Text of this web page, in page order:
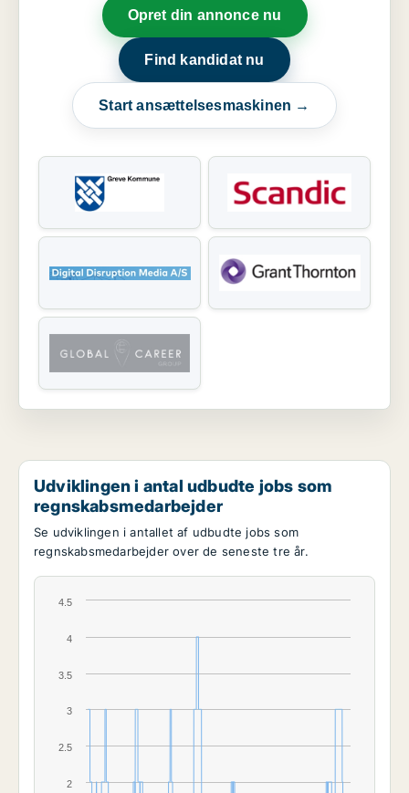
Opret din annonce nu
Find kandidat nu
Start ansættelsesmaskinen →
Udviklingen i antal udbudte jobs som
regnskabsmedarbejder
Se udviklingen i antallet af udbudte jobs som
regnskabsmedarbejder over de seneste tre år.
2
2.5
3
3.5
4
4.5